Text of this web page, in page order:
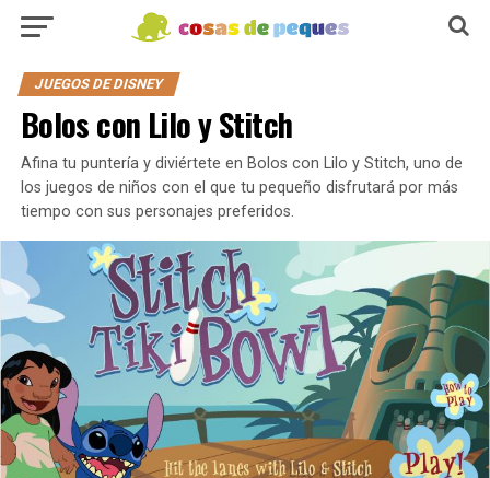
JUEGOS DE DISNEY
Bolos con Lilo y Stitch
Afina tu puntería y diviértete en Bolos con Lilo y Stitch, uno de
los juegos de niños con el que tu pequeño disfrutará por más
tiempo con sus personajes preferidos.